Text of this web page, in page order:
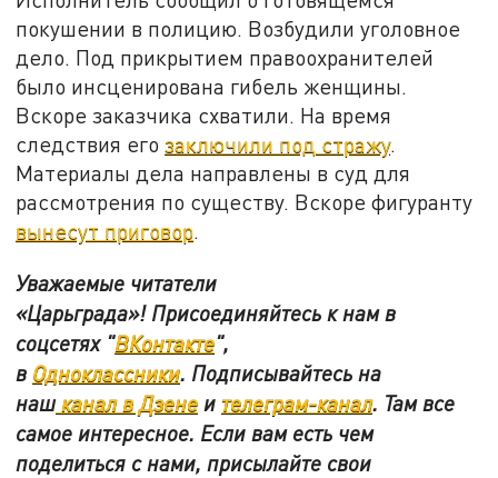
покушении в полицию. Возбудили уголовное
дело. Под прикрытием правоохранителей
было инсценирована гибель женщины.
Вскоре заказчика схватили. На время
следствия егозаключили под стражу.
Материалы дела направлены в суд для
рассмотрения по существу. Вскоре фигуранту
вынесут приговор.
Уважаемые читатели
«Царьграда»! Присоединяйтесь к нам в
соцсетях "ВКонтакте",
в Одноклассники. Подписывайтесь на
наш канал в Дзене и телеграм-канал. Там все
самое интересное. Если вам есть чем
поделиться с нами, присылайте свои